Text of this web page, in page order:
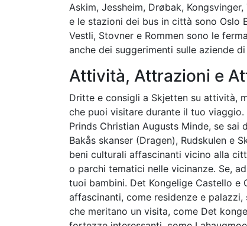
Askim, Jessheim, Drøbak,
e le stazioni dei bus in città sono Oslo
Vestli, Stovner e Rommen sono le
anche dei suggerimenti sulle aziende
Attività, Attrazioni e
Dritte e consigli a Skjetten su attività,
che puoi visitare durante il tuo
Prinds Christian Augusts Minde, se sai
Bakås skanser (Dragen), Rudskulen e
beni culturali affascinanti vicino alla
o parchi tematici nelle vicinanze. Se,
tuoi bambini. Det Kongelige Castello
affascinanti, come residenze e
che meritano un visita, come Det